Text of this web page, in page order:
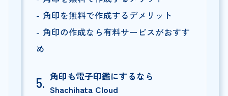
角印を無料で作成するデメリット
角印の作成なら有料サービスがおすす
め
角印も電子印鑑にするなら
Shachihata Cloud